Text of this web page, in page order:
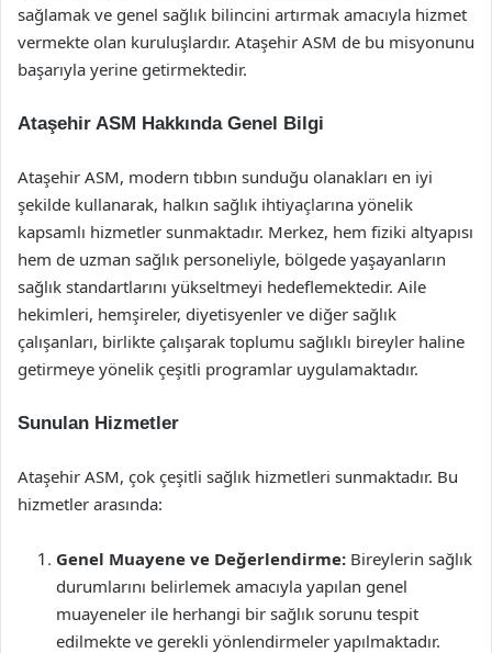
sağlamak ve genel sağlık bilincini artırmak amacıyla hizmet
vermekte olan kuruluşlardır. Ataşehir ASM de bu misyonunu
başarıyla yerine getirmektedir.
Ataşehir ASM Hakkında Genel Bilgi
Ataşehir ASM, modern tıbbın sunduğu olanakları en iyi
şekilde kullanarak, halkın sağlık ihtiyaçlarına yönelik
kapsamlı hizmetler sunmaktadır. Merkez, hem fiziki altyapısı
hem de uzman sağlık personeliyle, bölgede yaşayanların
sağlık standartlarını yükseltmeyi hedeflemektedir. Aile
hekimleri, hemşireler, diyetisyenler ve diğer sağlık
çalışanları, birlikte çalışarak toplumu sağlıklı bireyler haline
getirmeye yönelik çeşitli programlar uygulamaktadır.
Sunulan Hizmetler
Ataşehir ASM, çok çeşitli sağlık hizmetleri sunmaktadır. Bu
hizmetler arasında:
Genel Muayene ve Değerlendirme: Bireylerin sağlık
durumlarını belirlemek amacıyla yapılan genel
muayeneler ile herhangi bir sağlık sorunu tespit
edilmekte ve gerekli yönlendirmeler yapılmaktadır.